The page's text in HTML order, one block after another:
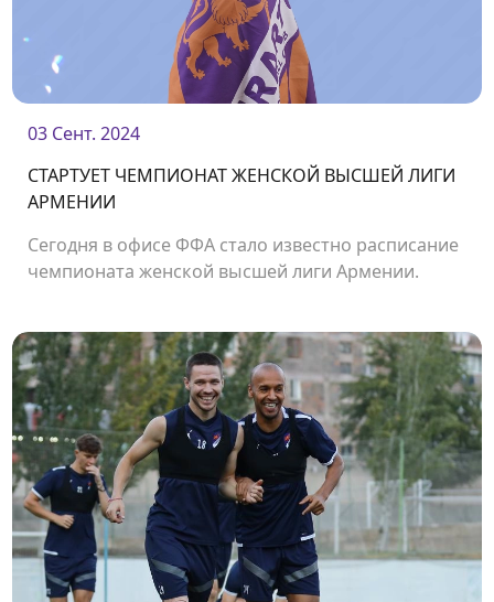
03 Сент. 2024
СТАРТУЕТ ЧЕМПИОНАТ ЖЕНСКОЙ ВЫСШЕЙ ЛИГИ
АРМЕНИИ
Сегодня в офисе ФФА стало известно расписание
чемпионата женской высшей лиги Армении.